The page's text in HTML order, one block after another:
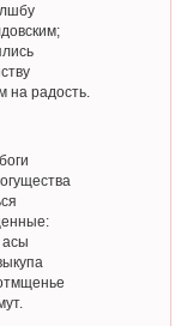
на радость.
асы